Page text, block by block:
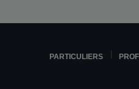
PARTICULIERS